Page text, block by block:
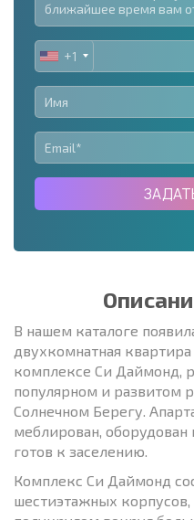
UNITED
STATES
+1
+1
В нашем каталоге
двухкомнатная
комплексе Си Даймонд,
популярном и развитом
Солнечном Берегу.
меблирован,
готов к заселению.
Комплекс Си Даймонд
шестиэтажных